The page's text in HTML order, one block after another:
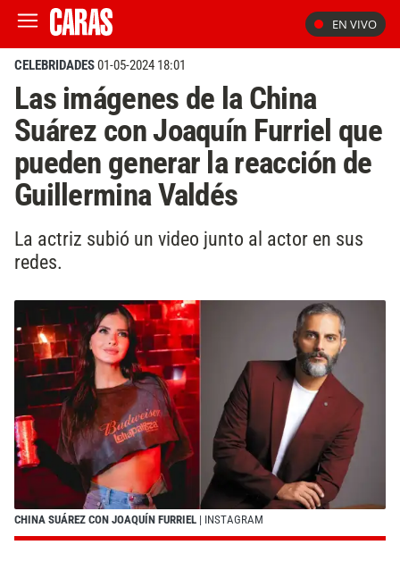
EN VIVO
CELEBRIDADES01-05-2024 18:01
Las imágenes de la China
Suárez con Joaquín Furriel que
pueden generar la reacción de
Guillermina Valdés
La actriz subió un video junto al actor en sus
redes.
CHINA SUÁREZ CON JOAQUÍN FURRIEL | INSTAGRAM